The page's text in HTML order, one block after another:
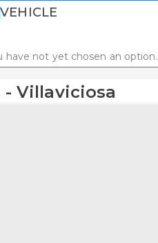
VEHICLE
have not yet chosen an option.
Villaviciosa